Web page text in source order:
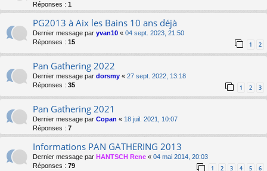
Réponses : 1
PG2013 à Aix les Bains 10 ans déjà
Dernier message par yvan10 « 04 sept. 2023, 21:50
Réponses : 15 1 2
Pan Gathering 2022
Dernier message par dorsmy « 27 sept. 2022, 13:18
Réponses : 35 1 2 3
Pan Gathering 2021
Dernier message par Copan « 18 juil. 2021, 10:07
Réponses : 7
Informations PAN GATHERING 2013
Dernier message par HANTSCH Rene « 04 mai 2014, 20:03
Réponses : 79 1 2 3 4 5 6